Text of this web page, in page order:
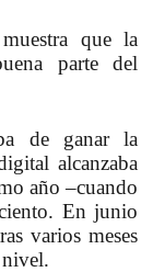
muestra que la
parte del
de ganar la
alcanzaba
año –cuando
En junio
varios meses
nivel.